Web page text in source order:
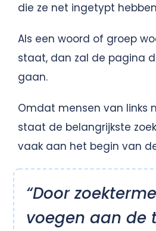
die ze net ingetypt
Als een woord of groep
staat, dan zal de pagina
gaan.
Omdat mensen van links
staat de belangrijkste
vaak aan het begin van
“Door
voegen aan de